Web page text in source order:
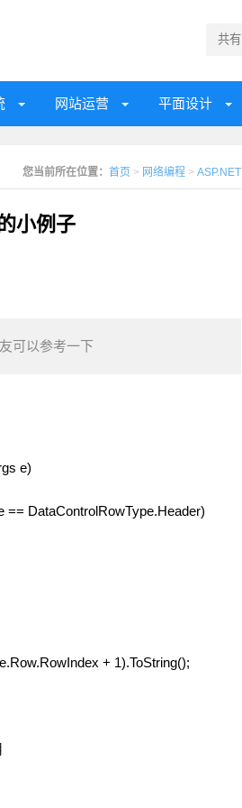
网站运营 平面设计
您当前所在位置： 首页 > 网络编程 > ASP.NET
小例子
可以参考一下
e)
DataControlRowType.Header)
+ 1).ToString();